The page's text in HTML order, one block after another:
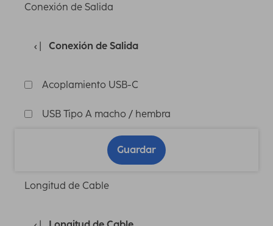
Conexión de Salida
Conexión de Salida
Acoplamiento USB-C
USB Tipo A macho / hembra
Guardar
Longitud de Cable